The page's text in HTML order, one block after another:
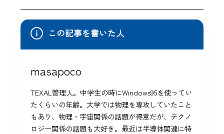
この記事を書いた人
masapoco
TEXAL管理人。中学生の時にWindows95を使ってい
たくらいの年齢。大学では物理を専攻していたこと
もあり、物理・宇宙関係の話題が得意だが、テクノ
ロジー関係の話題も大好き。最近は半導体関連に特